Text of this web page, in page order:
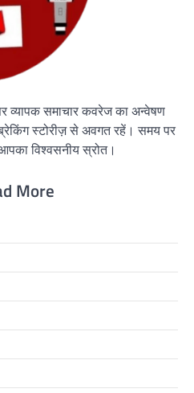
व्यापक समाचार कवरेज का अन्वेषण
स्टोरीज़ से अवगत रहें। समय पर
विश्वसनीय स्रोत।
More